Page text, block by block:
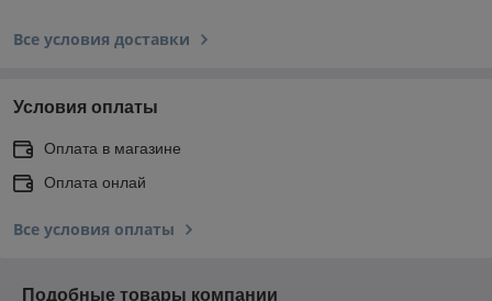
Все условия доставки
Условия оплаты
Оплата в магазине
Оплата онлай
Все условия оплаты
Подобные товары компании